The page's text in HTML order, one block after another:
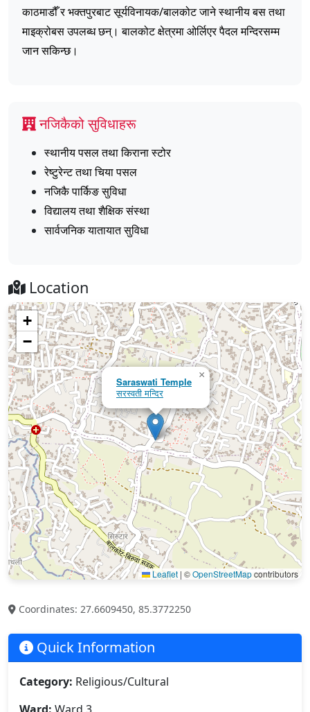
काठमाडौँ र भक्तपुरबाट सूर्यविनायक/बालकोट जाने स्थानीय बस तथा
माइक्रोबस उपलब्ध छन्। बालकोट क्षेत्रमा ओर्लिएर पैदल मन्दिरसम्म
जान सकिन्छ।
नजिकैको सुविधाहरू
स्थानीय पसल तथा किराना स्टोर
रेष्टुरेन्ट तथा चिया पसल
नजिकै पार्किङ सुविधा
विद्यालय तथा शैक्षिक संस्था
सार्वजनिक यातायात सुविधा
Location
Saraswati Temple
सरस्वती मन्दिर
×
+
−
Leaflet | ©OpenStreetMapcontributors
Coordinates: 27.6609450, 85.3772250
Quick Information
Category: Religious/Cultural